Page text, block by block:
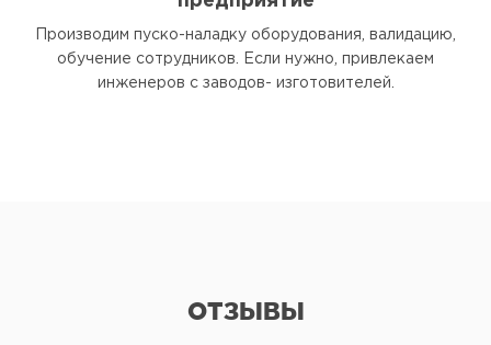
Производим пуско-наладку оборудования, валидацию,
обучение сотрудников. Если нужно, привлекаем
инженеров с заводов- изготовителей.
ОТЗЫВЫ